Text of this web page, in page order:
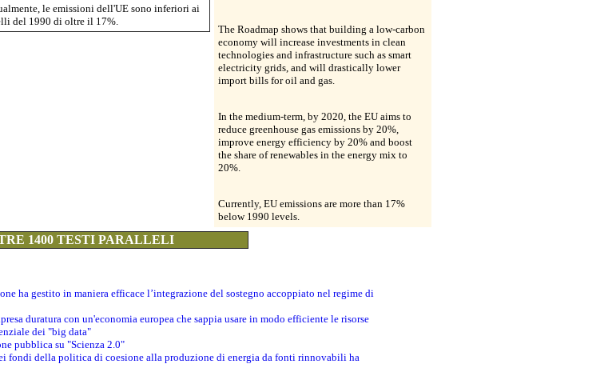
le emissioni dell'UE sono inferiori ai
del 1990 di oltre il 17%.
The Roadmap shows that building a low-carbon
economy will increase investments in clean
technologies and infrastructure such as smart
electricity grids, and will drastically lower
import bills for oil and gas.
In the medium-term, by 2020, the EU aims to
reduce greenhouse gas emissions by 20%,
improve energy efficiency by 20% and boost
the share of renewables in the energy mix to
20%.
Currently, EU emissions are more than 17%
below 1990 levels.
1400 TESTI PARALLELI
ha gestito in maniera efficace l’integrazione del sostegno accoppiato nel regime di
duratura con un'economia europea che sappia usare in modo efficiente le risorse
dei "big data"
pubblica su "Scienza 2.0"
fondi della politica di coesione alla produzione di energia da fonti rinnovabili ha